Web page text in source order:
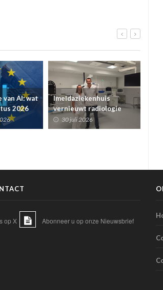
van AI: wat
2026
Imeldaziekenhuis
vernieuwt radiologie
met vijf echografiezalen
en AI-ondersteuning
30 juli 2026
op X Abonneer u op onze Nieuwsbrief